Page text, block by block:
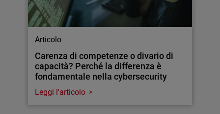
Articolo
Carenza di competenze o divario di
capacità? Perché la differenza è
fondamentale nella cybersecurity
Leggi l'articolo